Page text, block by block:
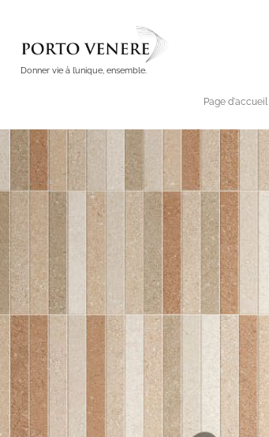
Donner vie à l’unique, ensemble.
Page d'accueil